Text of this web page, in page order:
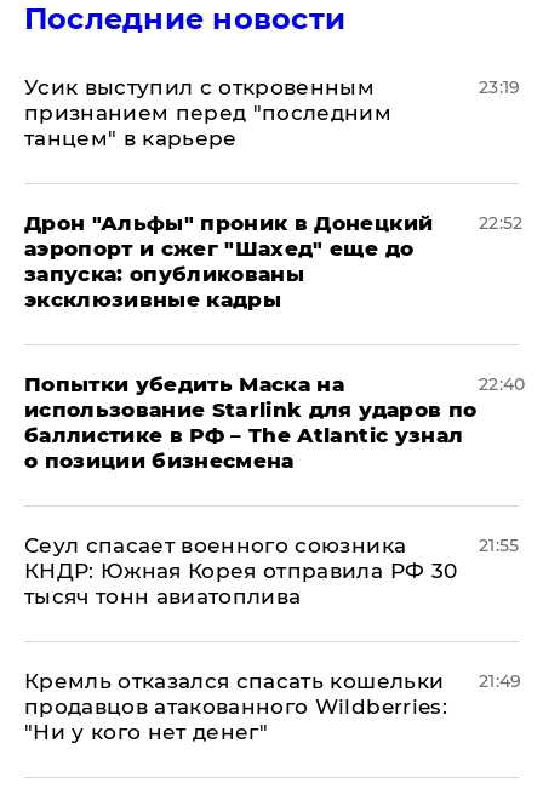
Последние новости
Усик выступил с откровенным
признанием перед "последним
танцем" в карьере
23:19
Дрон "Альфы" проник в Донецкий
аэропорт и сжег "Шахед" еще до
запуска: опубликованы
эксклюзивные кадры
22:52
Попытки убедить Маска на
использование Starlink для ударов по
баллистике в РФ – The Atlantic узнал
о позиции бизнесмена
22:40
​Сеул спасает военного союзника
КНДР: Южная Корея отправила РФ 30
тысяч тонн авиатоплива
21:55
Кремль отказался спасать кошельки
продавцов атакованного Wildberries:
"Ни у кого нет денег"
21:49